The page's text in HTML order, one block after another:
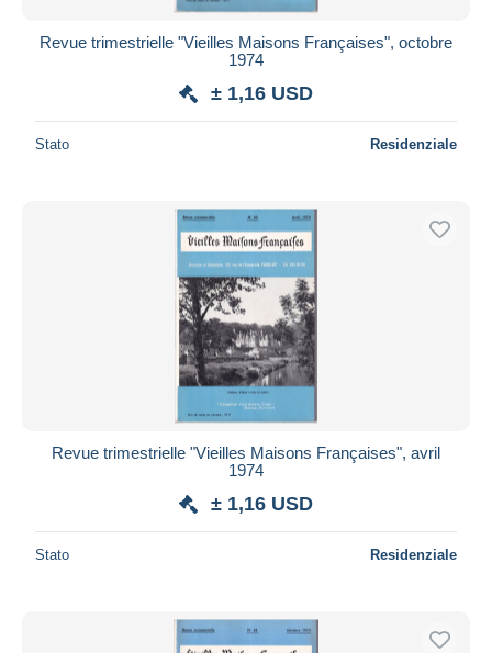
Revue trimestrielle "Vieilles Maisons Françaises", octobre
1974
± 1,16 USD
Stato Residenziale
Revue trimestrielle "Vieilles Maisons Françaises", avril
1974
± 1,16 USD
Stato Residenziale